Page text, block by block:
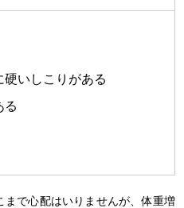
硬いしこりがある
る
で心配はいりませんが、体重増